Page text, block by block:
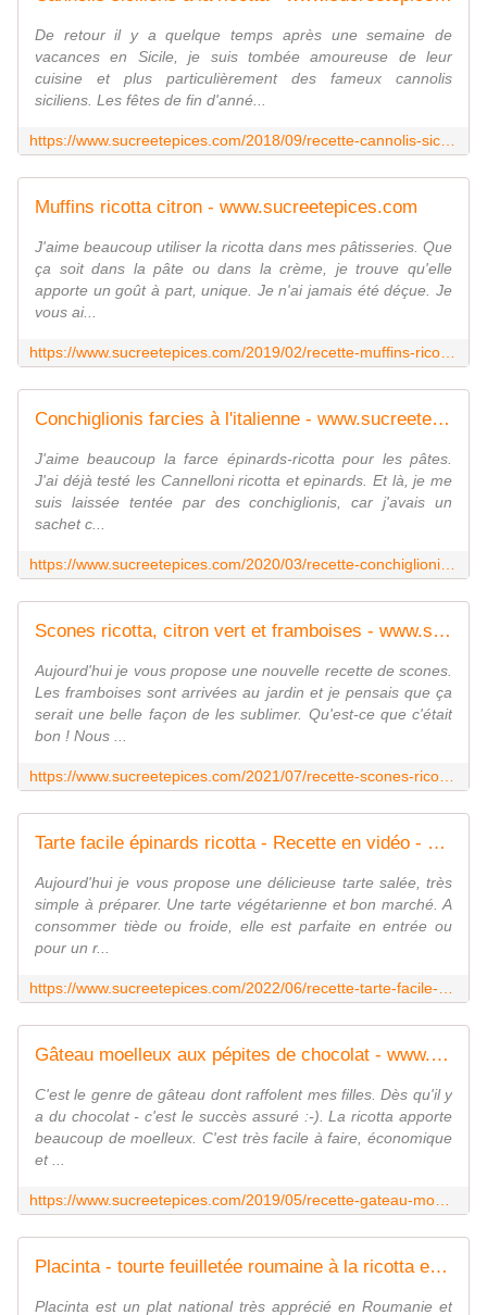
De retour il y a quelque temps après une semaine de
vacances en Sicile, je suis tombée amoureuse de leur
cuisine et plus particulièrement des fameux cannolis
siciliens. Les fêtes de fin d'anné...
Muffins ricotta citron - www.sucreetepices.com
J'aime beaucoup utiliser la ricotta dans mes pâtisseries. Que
ça soit dans la pâte ou dans la crème, je trouve qu'elle
apporte un goût à part, unique. Je n'ai jamais été déçue. Je
vous ai...
Conchiglionis farcies à l'italienne - www.sucreetepices.com
J'aime beaucoup la farce épinards-ricotta pour les pâtes.
J'ai déjà testé les Cannelloni ricotta et epinards. Et là, je me
suis laissée tentée par des conchiglionis, car j'avais un
sachet c...
Scones ricotta, citron vert et framboises - www.sucreetepices.com
Aujourd'hui je vous propose une nouvelle recette de scones.
Les framboises sont arrivées au jardin et je pensais que ça
serait une belle façon de les sublimer. Qu'est-ce que c'était
bon ! Nous ...
Tarte facile épinards ricotta - Recette en vidéo - www.sucreetepices.com
Aujourd'hui je vous propose une délicieuse tarte salée, très
simple à préparer. Une tarte végétarienne et bon marché. A
consommer tiède ou froide, elle est parfaite en entrée ou
pour un r...
Gâteau moelleux aux pépites de chocolat - www.sucreetepices.com
C'est le genre de gâteau dont raffolent mes filles. Dès qu'il y
a du chocolat - c'est le succès assuré :-). La ricotta apporte
beaucoup de moelleux. C'est très facile à faire, économique
et ...
Placinta - tourte feuilletée roumaine à la ricotta et au yaourt - www.sucreetepices.com
Placinta est un plat national très apprécié en Roumanie et